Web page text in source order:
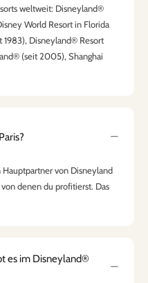
weltweit: Disneyland®
World Resort in Florida
1983), Disneyland® Resort
(seit 2005), Shanghai
Hauptpartner von Disneyland
denen du profitierst. Das
es im Disneyland®